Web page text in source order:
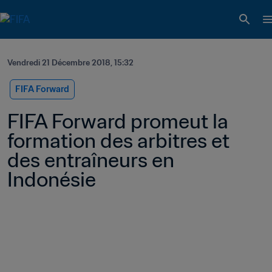
Vendredi 21 Décembre 2018, 15:32
FIFA Forward
FIFA Forward promeut la
formation des arbitres et
des entraîneurs en
Indonésie